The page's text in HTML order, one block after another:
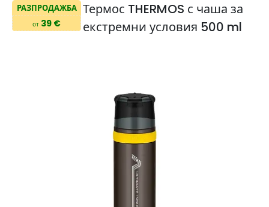
РАЗПРОДАЖБА
от 39 €
Термос THERMOS с чаша за
екстремни условия 500 ml